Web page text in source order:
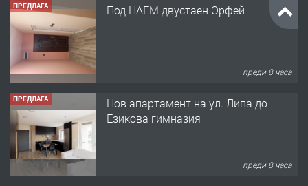
ПРЕДЛАГА Под НАЕМ двустаен Орфей
преди 8 часа
ПРЕДЛАГА
Нов апартамент на ул. Липа до
Езикова гимназия
преди 8 часа